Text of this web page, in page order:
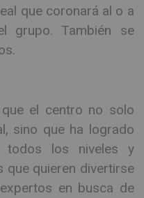
que coronará al o a
grupo. También se
el centro no solo
sino que ha logrado
todos los niveles y
que quieren divertirse
en busca de